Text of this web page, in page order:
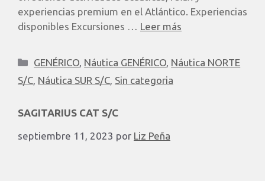
experiencias premium en el Atlántico. Experiencias
disponibles Excursiones … Leer más
GENÉRICO Náutica GENÉRICO Náutica NORTE
S/C Náutica SUR S/C Sin categoria
SAGITARIUS CAT S/C
septiembre 11, 2023 por Liz Peña